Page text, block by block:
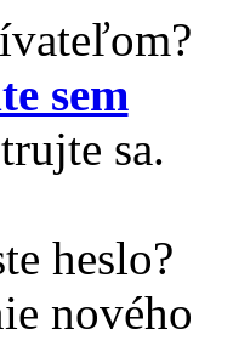
sem
sa.
heslo?
nového